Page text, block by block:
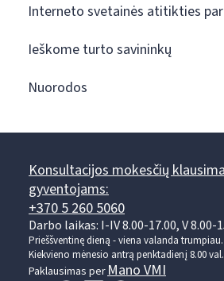
Interneto svetainės atitikties
Ieškome turto savininkų
Nuorodos
Konsultacijos mokesčių
gyventojams:
+370 5 260 5060
Darbo laikas: I-IV 8.00-17.00, V 8.00-
Prieššventinę dieną - viena valanda trumpiau.
Kiekvieno mėnesio antrą penktadienį 8.00
Paklausimas per Mano VMI